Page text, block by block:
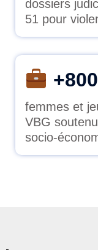
dossiers
51 pour
+800
femmes et
VBG
socio-